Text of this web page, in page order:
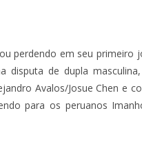
perdendo em seu
disputa de dupla
Avalos/Josue Chen e
para os peruanos